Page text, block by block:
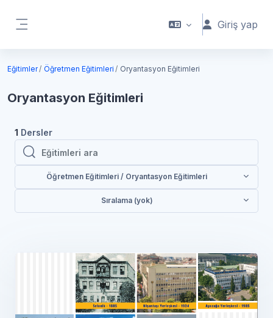
Giriş yap
Eğitimler Öğretmen Eğitimleri Oryantasyon Eğitimleri
Oryantasyon Eğitimleri
1 Dersler
Eğitimleri ara
Eğitimleri ara
Öğretmen Eğitimleri / Oryantasyon Eğitimleri
Sıralama (yok)